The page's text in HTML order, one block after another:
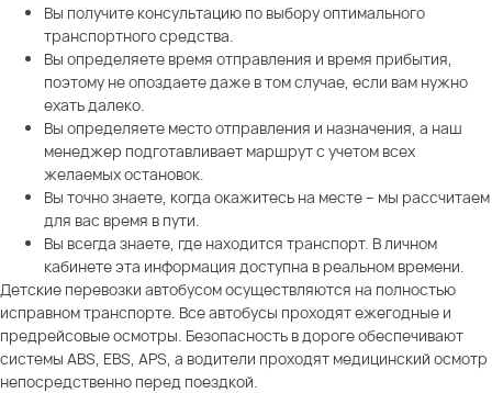
Вы получите консультацию по выбору оптимального
транспортного средства.
Вы определяете время отправления и время прибытия,
поэтому не опоздаете даже в том случае, если вам нужно
ехать далеко.
Вы определяете место отправления и назначения, а наш
менеджер подготавливает маршрут с учетом всех
желаемых остановок.
Вы точно знаете, когда окажитесь на месте – мы рассчитаем
для вас время в пути.
Вы всегда знаете, где находится транспорт. В личном
кабинете эта информация доступна в реальном времени.
Детские перевозки автобусом осуществляются на полностью
исправном транспорте. Все автобусы проходят ежегодные и
предрейсовые осмотры. Безопасность в дороге обеспечивают
системы ABS, EBS, APS, а водители проходят медицинский осмотр
непосредственно перед поездкой.